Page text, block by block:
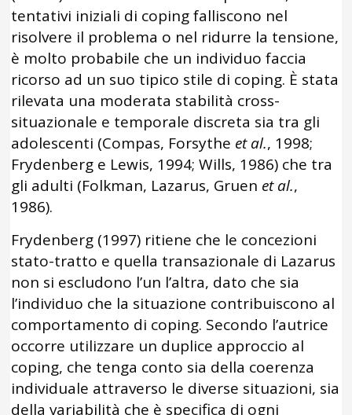
tentativi iniziali di coping falliscono nel
risolvere il problema o nel ridurre la tensione,
è molto probabile che un individuo faccia
ricorso ad un suo tipico stile di coping. È stata
rilevata una moderata stabilità cross-
situazionale e temporale discreta sia tra gli
adolescenti (Compas, Forsythe et al., 1998;
Frydenberg e Lewis, 1994; Wills, 1986) che tra
gli adulti (Folkman, Lazarus, Gruen et al.,
1986).
Frydenberg (1997) ritiene che le concezioni
stato-tratto e quella transazionale di Lazarus
non si escludono l’un l’altra, dato che sia
l’individuo che la situazione contribuiscono al
comportamento di coping. Secondo l’autrice
occorre utilizzare un duplice approccio al
coping, che tenga conto sia della coerenza
individuale attraverso le diverse situazioni, sia
della variabilità che è specifica di ogni